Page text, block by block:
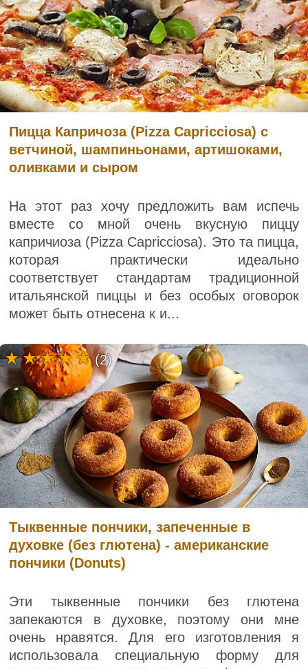
Пицца Капричоза (Pizza Capricciosa) с
ветчиной, шампиньонами, артишоками,
оливками и сыром
На этот раз хочу предложить вам испечь
вместе со мной очень вкусную пиццу
капричиоза (Pizza Capricciosa). Это та пицца,
которая практически идеально
соответствует стандартам традиционной
итальянской пиццы и без особых оговорок
может быть отнесена к и...
Тыквенные пончики, запеченные в
духовке (без глютена) - американские
пончики (Donuts)
Эти тыквенные пончики без глютена
запекаются в духовке, поэтому они мне
очень нравятся. Для его изготовления я
использовала специальную форму для
(2)